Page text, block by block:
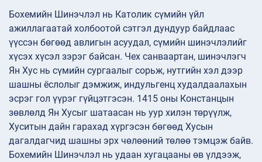
Бохемийн Шинэчлэл нь Католик сүмийн үйл
ажиллагаатай холбоотой сэтгэл дундуур байдлаас
үүссэн бөгөөд авлигын асуудал, сүмийн шинэчлэлийг
хүсэх хүсэл зэрэг байсан. Чех санваартан, шинэчлэгч
Ян Хус нь сүмийн сургаалыг сорьж, нутгийн хэл дээр
шашны ёслолыг дэмжиж, индульгенц худалдаалахын
эсрэг гол үүрэг гүйцэтгэсэн. 1415 оны Констанцын
зөвлөлд Ян Хусыг шатаасан нь уур хилэн төрүүлж,
Хуситын дайн гарахад хүргэсэн бөгөөд Хусын
дагалдагчид шашны эрх чөлөөний төлөө тэмцэж байв.
Бохемийн Шинэчлэл нь удаан хугацааны өв үлдээж,